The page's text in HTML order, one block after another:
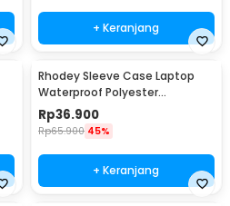
+ Keranjang
Rhodey Sleeve Case Laptop
Waterproof Polyester
Neoprene Bag 15.6 Inch - L123F
Rp36.900
Rp65.900 45%
+ Keranjang